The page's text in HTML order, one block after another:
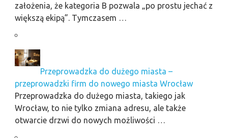
założenia, że kategoria B pozwala „po prostu jechać z
większą ekipą”. Tymczasem …
Przeprowadzka do dużego miasta –
przeprowadzki firm do nowego miasta Wrocław
Przeprowadzka do dużego miasta, takiego jak
Wrocław, to nie tylko zmiana adresu, ale także
otwarcie drzwi do nowych możliwości …